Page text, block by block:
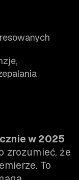
w 2025
zrozumieć, że
To